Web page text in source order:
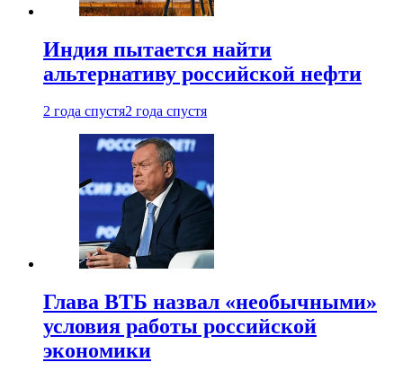
Индия пытается найти
альтернативу российской нефти
2 года спустя2 года спустя
Глава ВТБ назвал «необычными»
условия работы российской
экономики